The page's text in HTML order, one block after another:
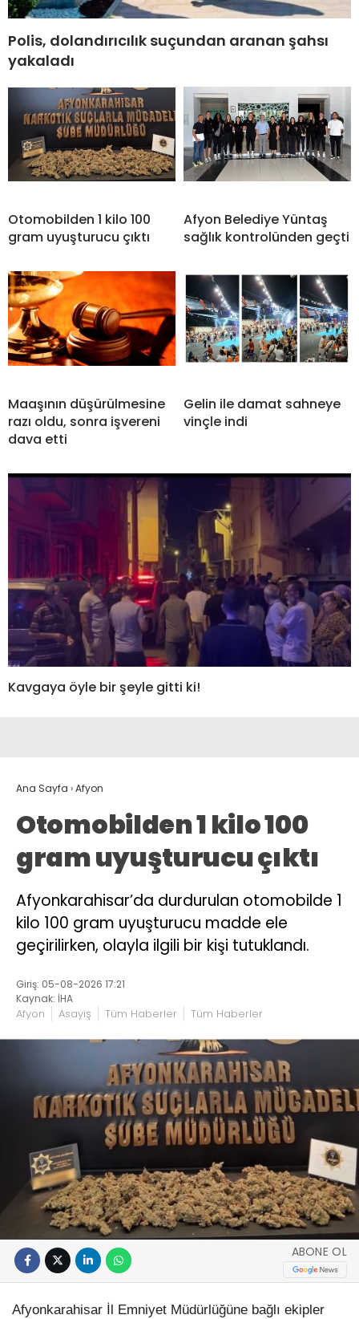
Polis, dolandırıcılık suçundan aranan şahsı
yakaladı
Otomobilden 1 kilo 100
gram uyuşturucu çıktı
Afyon Belediye Yüntaş
sağlık kontrolünden geçti
Maaşının düşürülmesine
razı oldu, sonra işvereni
dava etti
Gelin ile damat sahneye
vinçle indi
Kavgaya öyle bir şeyle gitti ki!
Ana Sayfa ›Afyon
Otomobilden 1 kilo 100
gram uyuşturucu çıktı
Afyonkarahisar’da durdurulan otomobilde 1
kilo 100 gram uyuşturucu madde ele
geçirilirken, olayla ilgili bir kişi tutuklandı.
Giriş: 05-08-2026 17:21
Kaynak: İHA
Afyon Asayiş Tüm Haberler Tüm Haberler
ABONE OL
Afyonkarahisar İl Emniyet Müdürlüğüne bağlı ekipler